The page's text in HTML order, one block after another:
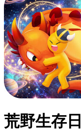
荒野生存